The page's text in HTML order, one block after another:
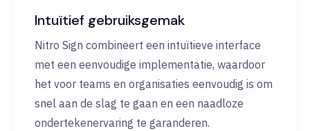
Intuïtief gebruiksgemak
Nitro Sign combineert een intuïtieve interface
met een eenvoudige implementatie, waardoor
het voor teams en organisaties eenvoudig is om
snel aan de slag te gaan en een naadloze
ondertekenervaring te garanderen.